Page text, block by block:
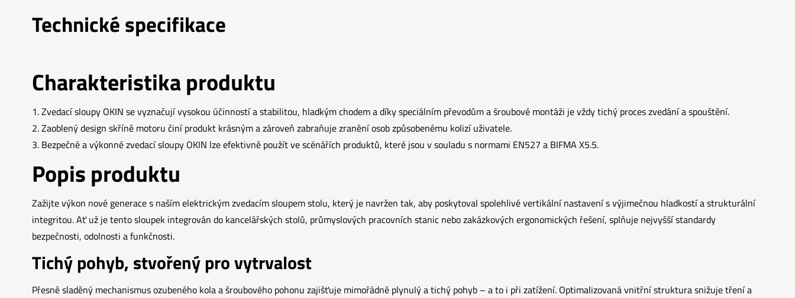
Technické specifikace
Charakteristika produktu
1. Zvedací sloupy OKIN se vyznačují vysokou účinností a stabilitou, hladkým chodem a díky speciálním převodům a šroubové montáži je vždy tichý proces zvedání a spouštění.
2. Zaoblený design skříně motoru činí produkt krásným a zároveň zabraňuje zranění osob způsobenému kolizí uživatele.
3. Bezpečné a výkonné zvedací sloupy OKIN lze efektivně použít ve scénářích produktů, které jsou v souladu s normami EN527 a BIFMA X5.5.
Popis produktu
Zažijte výkon nové generace s naším elektrickým zvedacím sloupem stolu, který je navržen tak, aby poskytoval spolehlivé vertikální nastavení s výjimečnou hladkostí a strukturální
integritou. Ať už je tento sloupek integrován do kancelářských stolů, průmyslových pracovních stanic nebo zakázkových ergonomických řešení, splňuje nejvyšší standardy
bezpečnosti, odolnosti a funkčnosti.
Tichý pohyb, stvořený pro vytrvalost
Přesně sladěný mechanismus ozubeného kola a šroubového pohonu zajišťuje mimořádně plynulý a tichý pohyb – a to i při zatížení. Optimalizovaná vnitřní struktura snižuje tření a